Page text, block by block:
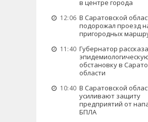
в центре города
12:06 В Саратовской
подорожал проезд
пригородных
11:40 Губернатор
обстановку в
области
10:40 В Саратовской
усиливают защиту
предприятий от
БПЛА